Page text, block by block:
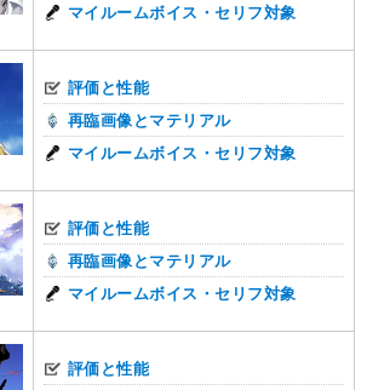
マイルームボイス・セリフ対象
評価と性能
再臨画像とマテリアル
マイルームボイス・セリフ対象
評価と性能
再臨画像とマテリアル
マイルームボイス・セリフ対象
評価と性能